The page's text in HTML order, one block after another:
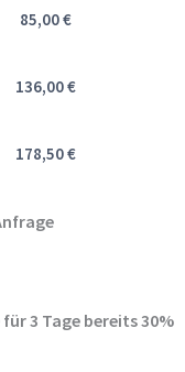
85,00 €
136,00 €
178,50 €
3 Tage bereits 30%